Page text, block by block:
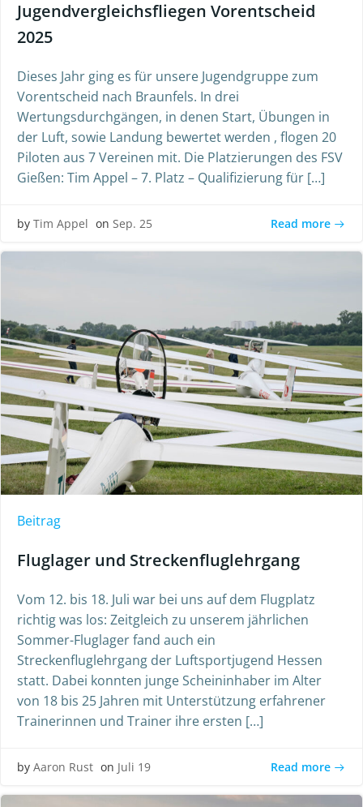
Jugendvergleichsfliegen Vorentscheid
2025
Dieses Jahr ging es für unsere Jugendgruppe zum
Vorentscheid nach Braunfels. In drei
Wertungsdurchgängen, in denen Start, Übungen in
der Luft, sowie Landung bewertet werden , flogen 20
Piloten aus 7 Vereinen mit. Die Platzierungen des FSV
Gießen: Tim Appel – 7. Platz – Qualifizierung für […]
by Tim Appel on Sep. 25 Read more
Beitrag
Fluglager und Streckenfluglehrgang
Vom 12. bis 18. Juli war bei uns auf dem Flugplatz
richtig was los: Zeitgleich zu unserem jährlichen
Sommer-Fluglager fand auch ein
Streckenfluglehrgang der Luftsportjugend Hessen
statt. Dabei konnten junge Scheininhaber im Alter
von 18 bis 25 Jahren mit Unterstützung erfahrener
Trainerinnen und Trainer ihre ersten […]
by Aaron Rust on Juli 19 Read more